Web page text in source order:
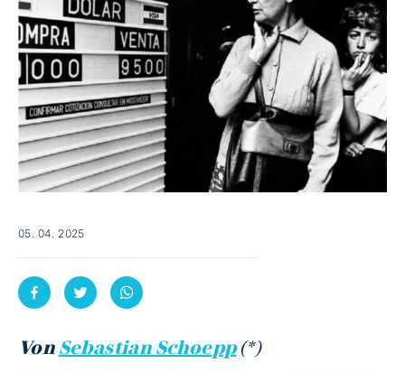
05. 04. 2025
Von Sebastian Schoepp(*)